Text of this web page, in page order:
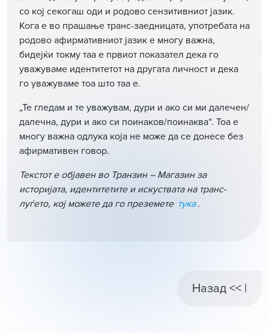
со кој секогаш оди и родово сензитивниот јазик.
Кога е во прашање транс-заедницата, употребата на
родово афирмативниот јазик е многу важна,
бидејќи токму таа е првиот показател дека го
уважуваме идентитетот на другата личност и дека
го уважуваме тоа што таа е.
„Те гледам и те уважувам, дури и ако си ми далечен/
далечна, дури и ако си поинаков/поинаква“. Тоа е
многу важна одлука која не може да се донесе без
афирмативен говор.
Текстот е објавен во Транзин – Магазин за
историјата, идентитетите и искуствата на транс-
луѓето, кој можете да го преземете тука .
Назад << |